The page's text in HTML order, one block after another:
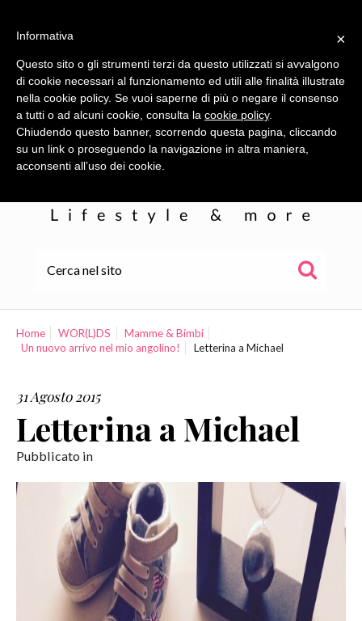
WOR(L)DS
COLLABORAZIONI
CONTATTI
Home WOR(L)DS
Mamme & Bimbi
Un nuovo arrivo nel mio angolino!
Letterina a Michael
31 Agosto 2015
Letterina a Michael
Pubblicato in
×
Informativa
Questo sito o gli strumenti terzi da questo utilizzati si avvalgono
di cookie necessari al funzionamento ed utili alle finalità illustrate
nella cookie policy. Se vuoi saperne di più o negare il consenso
a tutti o ad alcuni cookie, consulta la cookie policy.
Chiudendo questo banner, scorrendo questa pagina, cliccando
su un link o proseguendo la navigazione in altra maniera,
acconsenti all’uso dei cookie.